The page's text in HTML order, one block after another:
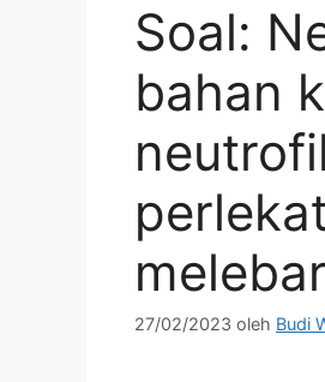
Soal:
bahan
27/02/2023 oleh Budi